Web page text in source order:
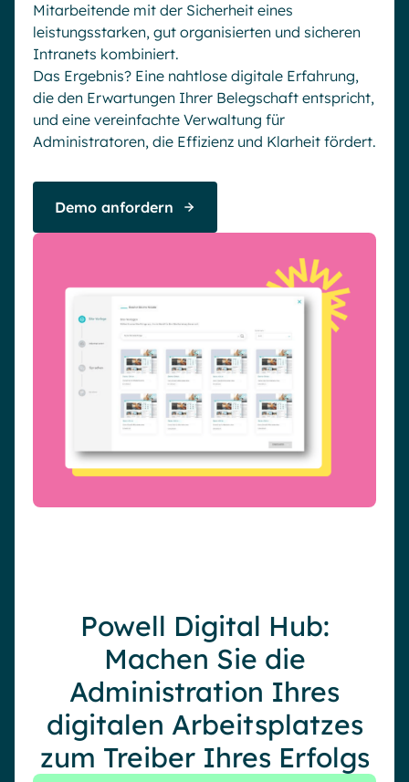
Mitarbeitende mit der Sicherheit eines
leistungsstarken, gut organisierten und sicheren
Intranets kombiniert.
Das Ergebnis? Eine nahtlose digitale Erfahrung,
die den Erwartungen Ihrer Belegschaft entspricht,
und eine vereinfachte Verwaltung für
Administratoren, die Effizienz und Klarheit fördert.
Demo anfordern
Powell Digital Hub:
Machen Sie die
Administration Ihres
digitalen Arbeitsplatzes
zum Treiber Ihres Erfolgs